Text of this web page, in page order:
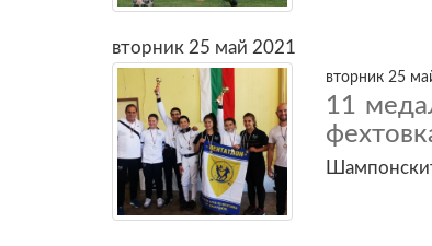
вторник 25 май 2021
вторник 25
11